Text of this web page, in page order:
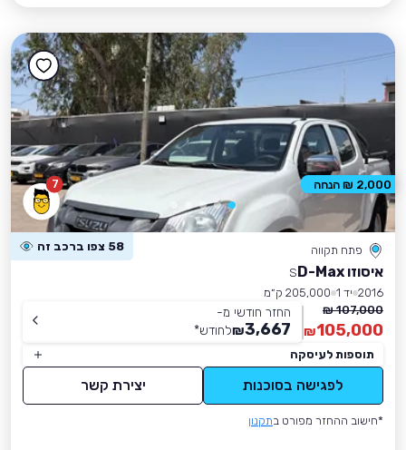
7
פתח תקווה 58 צפו ברכב זה
איסוזו D-Max
S
2016 יד 1
205,000 ק״מ
107,000 ₪
105,000
₪
החזר חודשי מ-
3,667
₪לחודש*
תוספות לעיסקה
לפגישה בסוכנות יצירת קשר
*חישוב ההחזר מפורט בתקנון
2,000 ₪ הנחה